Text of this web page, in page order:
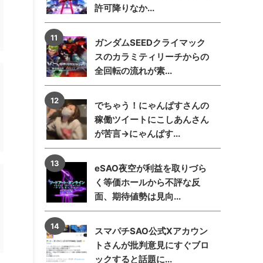
許可降りなか...
ガンダムSEEDクライマック
スのカラミティリーチからの
全回転の流れが素...
でちゃう！にゃんぱすさんの
稼働ツイートにこしあんさん
が苦言→にゃんぱす...
eSAO夜空が利益を取りづら
く等価ホールから不評な反
面、期待値勢は見向...
スマパチSAO公式Xアカウン
トさんが批判意見にすぐブロ
ックすると話題に...